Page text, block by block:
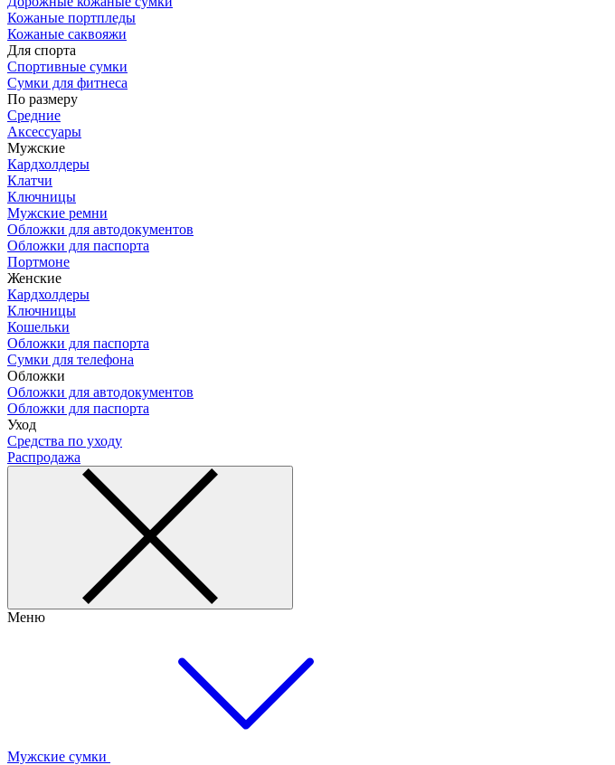
Кожаные портпледы
Кожаные саквояжи
Для спорта
Спортивные сумки
Сумки для фитнеса
По размеру
Средние
Аксессуары
Мужские
Кардхолдеры
Клатчи
Ключницы
Мужские ремни
Обложки для автодокументов
Обложки для паспорта
Портмоне
Женские
Кардхолдеры
Ключницы
Кошельки
Обложки для паспорта
Сумки для телефона
Обложки
Обложки для автодокументов
Обложки для паспорта
Уход
Средства по уходу
Распродажа
Меню
Мужские сумки